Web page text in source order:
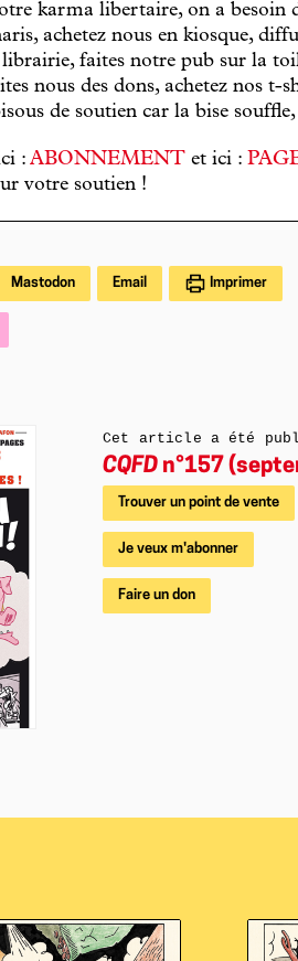
karma libertaire, on a besoin
achetez nous en kiosque,
faites notre pub sur la
nous des dons, achetez nos t-
de soutien car la bise
: ABONNEMENT et ici :
votre soutien !
Mastodon Email Imprimer
Cet article a été
CQFD n°157
Trouver un point de vente
Je veux m'abonner
Faire un don